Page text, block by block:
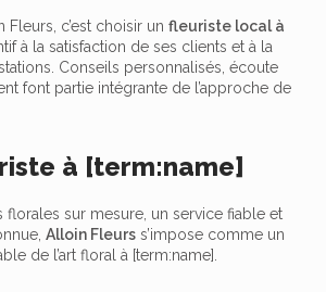
Fleurs, c’est choisir un fleuriste local à
à la satisfaction de ses clients et à la
Conseils personnalisés, écoute
font partie intégrante de l’approche de
à [term:name]
florales sur mesure, un service fiable et
Alloin Fleurs s’impose comme un
de l’art floral à [term:name].